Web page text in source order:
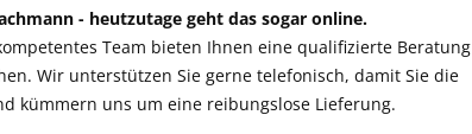
- heutzutage geht das sogar online.
Team bieten Ihnen eine qualifizierte Beratung
Wir unterstützen Sie gerne telefonisch, damit Sie die
kümmern uns um eine reibungslose Lieferung.